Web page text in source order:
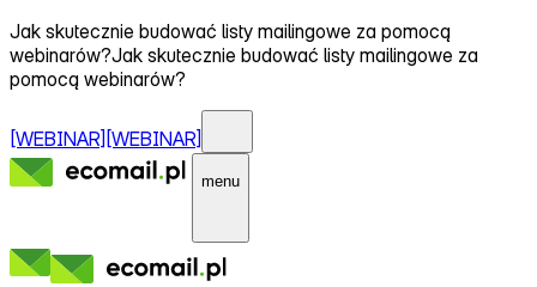
Jak skutecznie budować listy mailingowe za pomocą
webinarów?Jak skutecznie budować listy mailingowe za
pomocą webinarów?
[WEBINAR] [WEBINAR]
menu